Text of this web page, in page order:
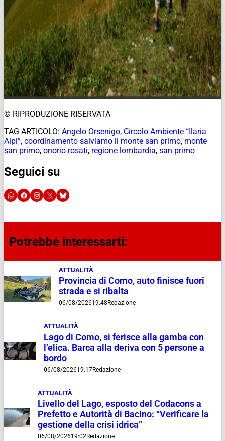
© RIPRODUZIONE RISERVATA
TAG ARTICOLO: Angelo Orsenigo, Circolo Ambiente “Ilaria
Alpi”, coordinamento salviamo il monte san primo, monte
san primo, onorio rosati, regione lombardia, san primo
Seguici su
Potrebbe interessarti:
ATTUALITÀ
Provincia di Como, auto finisce fuori
strada e si ribalta
06/08/202619:48 Redazione
ATTUALITÀ
Lago di Como, si ferisce alla gamba con
l’elica. Barca alla deriva con 5 persone a
bordo
06/08/202619:17Redazione
ATTUALITÀ
Livello del Lago, esposto del Codacons a
Prefetto e Autorità di Bacino: “Verificare la
gestione della crisi idrica”
06/08/202619:02Redazione